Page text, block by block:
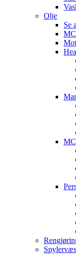
Olje
Se